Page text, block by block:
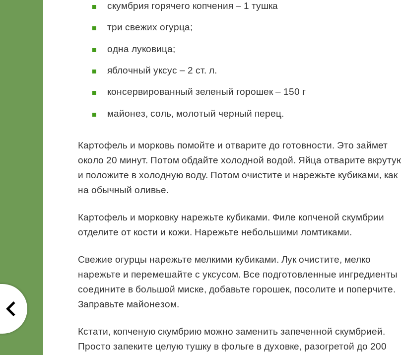
скумбрия горячего копчения – 1 тушка
три свежих огурца;
одна луковица;
яблочный уксус – 2 ст. л.
консервированный зеленый горошек – 150 г
майонез, соль, молотый черный перец.
Картофель и морковь помойте и отварите до готовности. Это займет
около 20 минут. Потом обдайте холодной водой. Яйца отварите
и положите в холодную воду. Потом очистите и нарежьте кубиками, как
на обычный оливье.
Картофель и морковку нарежьте кубиками. Филе копченой скумбрии
отделите от кости и кожи. Нарежьте небольшими ломтиками.
Свежие огурцы нарежьте мелкими кубиками. Лук очистите, мелко
нарежьте и перемешайте с уксусом. Все подготовленные ингредиенты
соедините в большой миске, добавьте горошек, посолите и поперчите.
Заправьте майонезом.
Кстати, копченую скумбрию можно заменить запеченной скумбрией.
Просто запеките целую тушку в фольге в духовке, разогретой до 200